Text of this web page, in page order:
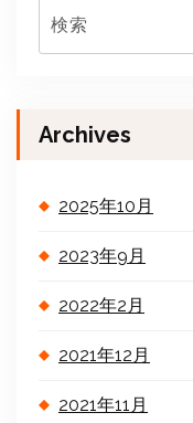
Archives
2025年10月
2023年9月
2022年2月
2021年12月
2021年11月